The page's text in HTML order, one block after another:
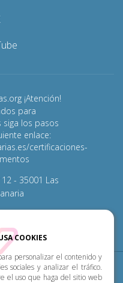
COOKIES
personalizar el contenido y
sociales y analizar el tráfico.
el uso que haga del sitio web
¡Atención!
para
los pasos
enlace:
certificaciones-
- 35001 Las
Cumplimiento